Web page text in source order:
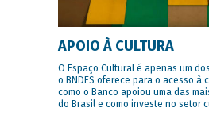
APOIO À CULTURA
O Espaço Cultural é apenas um
o BNDES oferece para o acesso à
como o Banco apoiou uma das
do Brasil e como investe no setor